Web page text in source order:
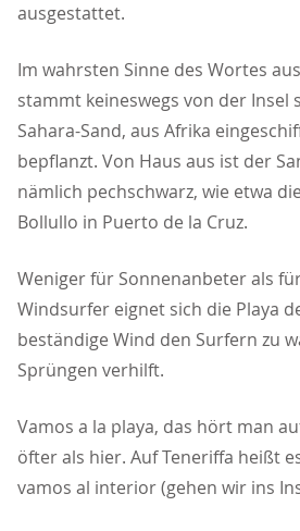
ausgestattet.
Im wahrsten Sinne des Wortes
stammt keineswegs von der Insel
Sahara-Sand, aus Afrika
bepflanzt. Von Haus aus ist der
nämlich pechschwarz, wie etwa
Bollullo in Puerto de la Cruz.
Weniger für Sonnenanbeter als
Windsurfer eignet sich die Playa
beständige Wind den Surfern zu
Sprüngen verhilft.
Vamos a la playa, das hört man
öfter als hier. Auf Teneriffa heißt
vamos al interior (gehen wir ins